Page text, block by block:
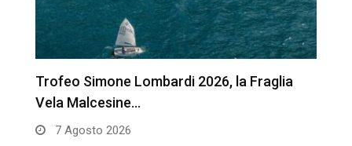
Trofeo Simone Lombardi 2026, la Fraglia
Vela Malcesine…
7 Agosto 2026